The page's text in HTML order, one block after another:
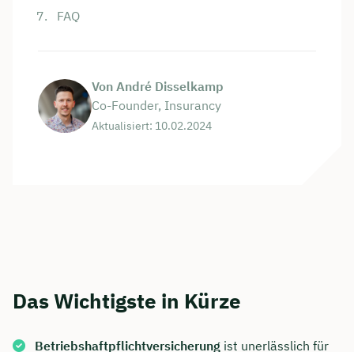
FAQ
Von André Disselkamp
Co-Founder, Insurancy
Aktualisiert: 10.02.2024
Das Wichtigste in Kürze
Betriebshaftpflichtversicherung ist unerlässlich für